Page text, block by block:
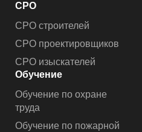
СРО
СРО строителей
СРО проектировщиков
СРО изыскателей
Обучение
Обучение по охране
труда
Обучение по пожарной